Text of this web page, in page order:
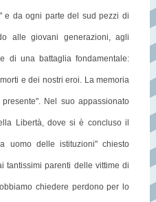
e da ogni parte del sud pezzi di
alle giovani generazioni, agli
di una battaglia fondamentale:
e dei nostri eroi. La memoria
Nel suo appassionato
Libertà, dove si è concluso il
uomo delle istituzioni" chiesto
tantissimi parenti delle vittime di
chiedere perdono per lo